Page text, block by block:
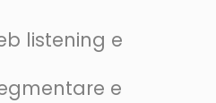
listening e
e